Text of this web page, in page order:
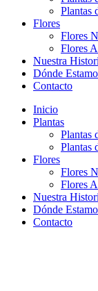
Plantas
Flores
Flores
Flores
Nuestra
Dónde
Contacto
Inicio
Plantas
Plantas
Plantas
Flores
Flores
Flores
Nuestra
Dónde
Contacto